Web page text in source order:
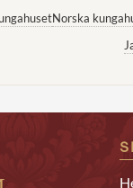
Norska